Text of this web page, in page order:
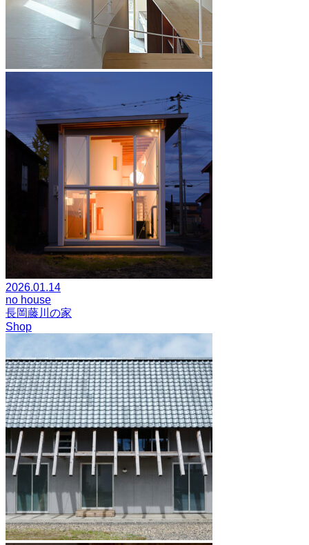
2026.01.14
no house
長岡藤川の家
Shop